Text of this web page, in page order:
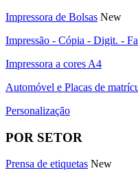
Impressora de Bolsas New
Impressão - Cópia - Digit. -
Impressora a cores A4
Automóvel e Placas de
Personalização
POR SETOR
Prensa de etiquetas New